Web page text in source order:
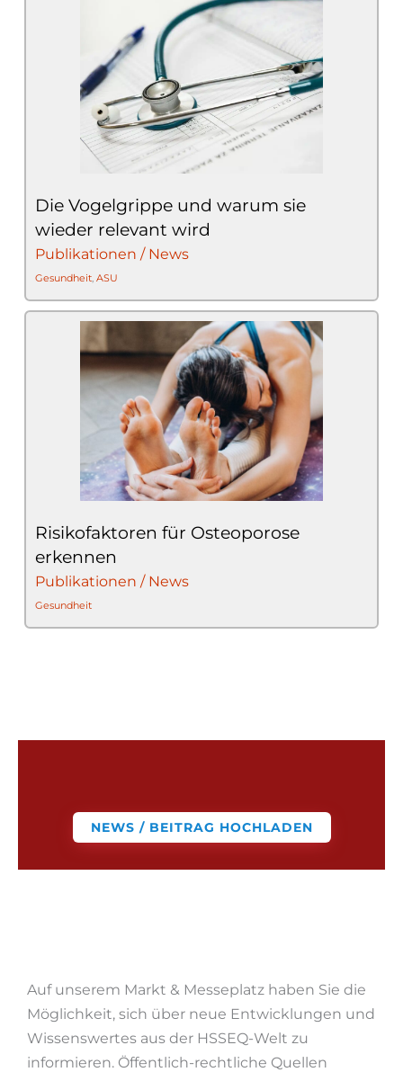
Die Vogelgrippe und warum sie
wieder relevant wird
Publikationen / News
Gesundheit, ASU
Risikofaktoren für Osteoporose
erkennen
Publikationen / News
Gesundheit
NEWS / BEITRAG HOCHLADEN
Auf unserem Markt & Messeplatz haben Sie die
Möglichkeit, sich über neue Entwicklungen und
Wissenswertes aus der HSSEQ-Welt zu
informieren. Öffentlich-rechtliche Quellen